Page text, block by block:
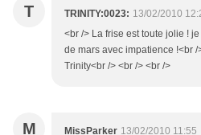
T TRINITY:0023: 13/02/2010
<br /> La frise est toute jolie !
de mars avec impatience !<br
Trinity<br /> <br /> <br />
M MissParker 13/02/2010 11:55